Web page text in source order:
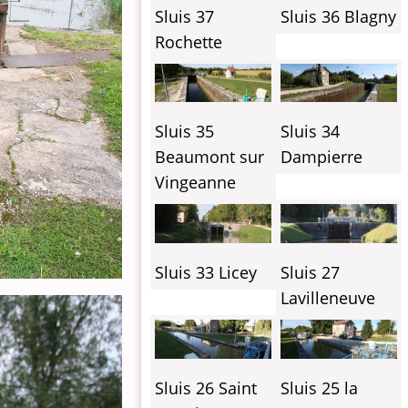
Sluis 37
Rochette
Sluis 36 Blagny
Sluis 35
Beaumont sur
Vingeanne
Sluis 34
Dampierre
Sluis 33 Licey
Sluis 27
Lavilleneuve
Sluis 26 Saint
Sluis 25 la